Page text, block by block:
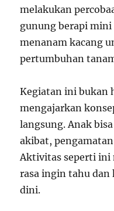
melakukan
gunung berapi mini
menanam kacang
pertumbuhan
Kegiatan ini bukan
mengajarkan
langsung. Anak
akibat,
Aktivitas seperti ini
rasa ingin tahu dan
dini.